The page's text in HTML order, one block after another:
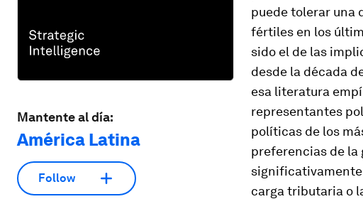
Mantente al día:
América Latina
Follow
puede tolerar una
fértiles en los
sido el de las
desde la década
esa literatura
representantes
políticas de los
preferencias de la
significativamente
carga tributaria o